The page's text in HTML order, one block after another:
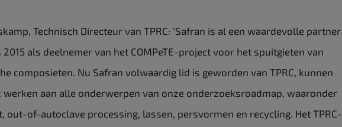
Technisch Directeur van TPRC: ‘Safran is al een waardevolle partner
2015 als deelnemer van het COMPeTE-project voor het spuitgieten van
composieten. Nu Safran volwaardig lid is geworden van TPRC, kunnen
werken aan alle onderwerpen van onze onderzoeksroadmap, waaronder
out-of-autoclave processing, lassen, persvormen en recycling. Het TPRC-